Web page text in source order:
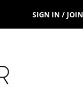
SIGN IN / JOIN